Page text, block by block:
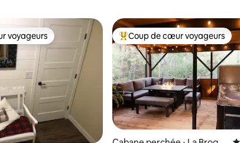
les plus appréciés
voyageurs Coups de cœur voyageurs les
Coup de cœur voyageurs